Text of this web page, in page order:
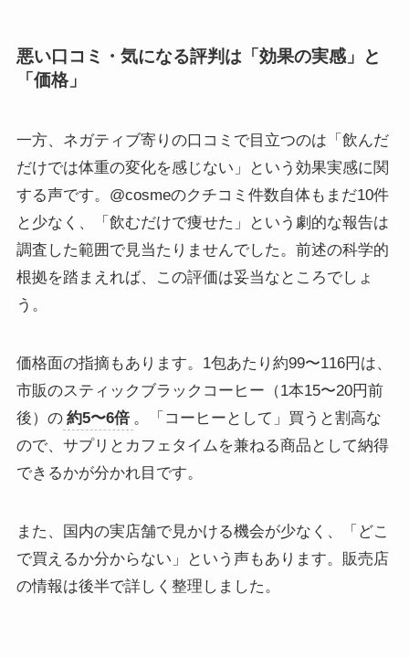
悪い口コミ・気になる評判は「効果の実感」と
「価格」
一方、ネガティブ寄りの口コミで目立つのは「飲んだ
だけでは体重の変化を感じない」という効果実感に関
する声です。@cosmeのクチコミ件数自体もまだ10件
と少なく、「飲むだけで痩せた」という劇的な報告は
調査した範囲で見当たりませんでした。前述の科学的
根拠を踏まえれば、この評価は妥当なところでしょ
う。
価格面の指摘もあります。1包あたり約99〜116円は、
市販のスティックブラックコーヒー（1本15〜20円前
後）の 約5〜6倍 。「コーヒーとして」買うと割高な
ので、サプリとカフェタイムを兼ねる商品として納得
できるかが分かれ目です。
また、国内の実店舗で見かける機会が少なく、「どこ
で買えるか分からない」という声もあります。販売店
の情報は後半で詳しく整理しました。